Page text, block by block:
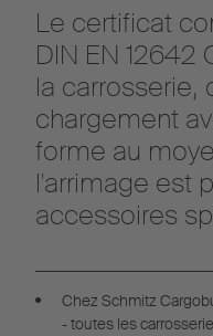
Le certificat
DIN EN
la carrosserie,
chargement
forme au
l'arrimage est
accessoires
Chez Schmitz
- toutes les